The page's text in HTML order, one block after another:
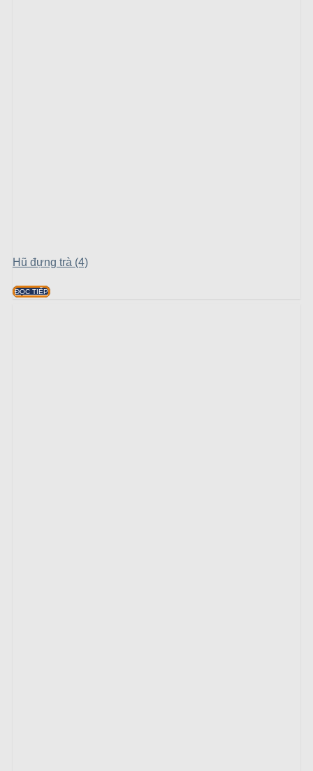
Hũ đựng trà (4)
ĐỌC TIẾP